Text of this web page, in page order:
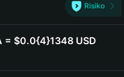
Risiko
= $0.0{4}1348 USD